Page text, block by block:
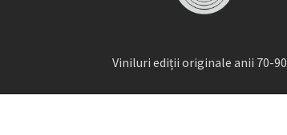
Viniluri ediții originale anii 70-90